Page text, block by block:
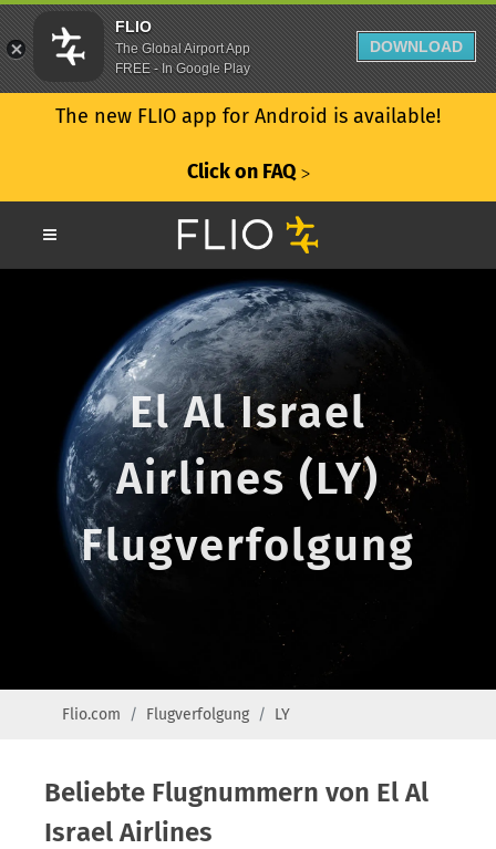
The new FLIO app for Android is available!
Click on FAQ ᐳ
El Al Israel
Airlines (LY)
Flugverfolgung
Flio.com Flugverfolgung LY
Beliebte Flugnummern von El Al
Israel Airlines
FLIO
The Global Airport App
FREE - In Google Play
DOWNLOAD